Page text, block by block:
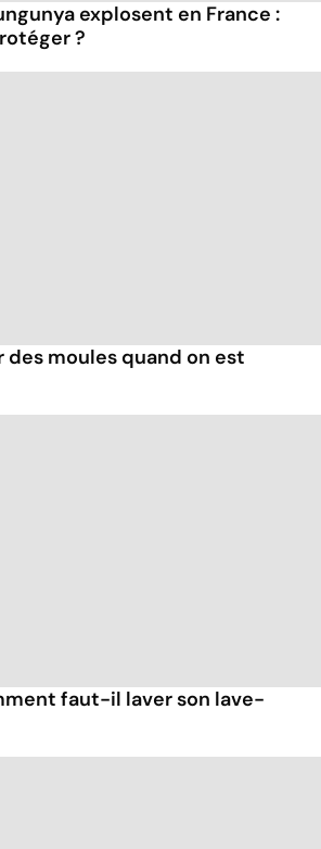
explosent en France :
?
moules quand on est
faut-il laver son lave-